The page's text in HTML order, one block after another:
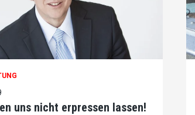
uns nicht erpressen lassen!